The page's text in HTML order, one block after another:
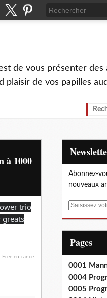
de vous présenter des
plaisir de vos papilles
à 1000
trio
greats
Abonnez-
nouveaux
E
Pages
0001
0004
0005